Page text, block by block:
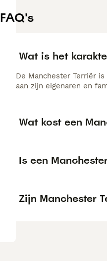
FAQ's
Wat is het
De Manchester Terriër
aan zijn eigenaren en
Wat kost een
Is een
Zijn Manchester